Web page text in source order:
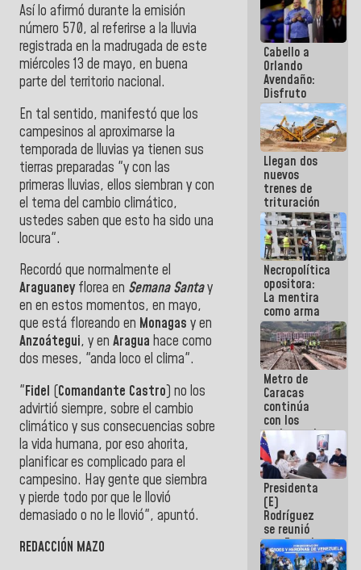
Así lo afirmó durante la emisión
número 570, al referirse a la lluvia
registrada en la madrugada de este
miércoles 13 de mayo, en buena
parte del territorio nacional.
En tal sentido, manifestó que los
campesinos al aproximarse la
temporada de lluvias ya tienen sus
tierras preparadas "y con las
primeras lluvias, ellos siembran y con
el tema del cambio climático,
ustedes saben que esto ha sido una
locura".
Recordó que normalmente el
Araguaneyflorea en Semana Santay
en en estos momentos, en mayo,
que está floreando en Monagas y en
Anzoátegui, y en Aragua hace como
dos meses, "anda loco el clima".
"Fidel (Comandante Castro) no los
advirtió siempre, sobre el cambio
climático y sus consecuencias sobre
la vida humana, por eso ahorita,
planificar es complicado para el
campesino. Hay gente que siembra
y pierde todo por que le llovió
demasiado o no le llovió", apuntó.
REDACCIÓN MAZO
Cabello a
Orlando
Avendaño:
Disfruto
cada vez
que escribes
porque lo
que haces
es
embarrarla
Llegan dos
nuevos
trenes de
trituración
para
optimizar
manejo de
escombros
en La Guaira
Necropolítica
opositora:
La mentira
como arma
contra el
Pueblo
Metro de
Caracas
continúa
con los
trabajos de
mantenimiento
e inspección
en la Línea 2
Presidenta
(E)
Rodríguez
se reunió
con Estado
Mayor